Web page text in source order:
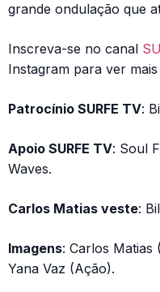
grande ondulação que
Inscreva-se no canal
Instagram para ver
Patrocínio SURFE TV:
Apoio SURFE TV: Soul
Waves.
Carlos Matias veste:
Imagens: Carlos Matias
Yana Vaz (Ação).